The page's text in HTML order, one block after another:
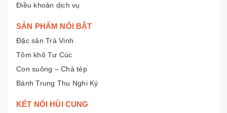
Điều khoản dịch vụ
SẢN PHẨM NỔI BẬT
Đặc sản Trà Vinh
Tôm khô Tư Cúc
Con suông – Chả tép
Bánh Trung Thu Nghi Ký
KẾT NỐI HÙI CUNG